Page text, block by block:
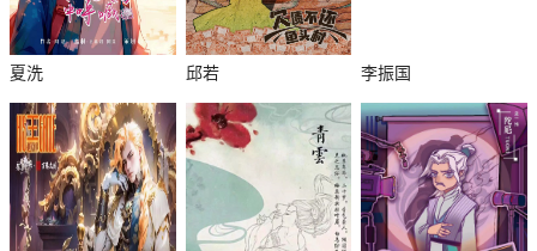
夏洗 邱若 李振国